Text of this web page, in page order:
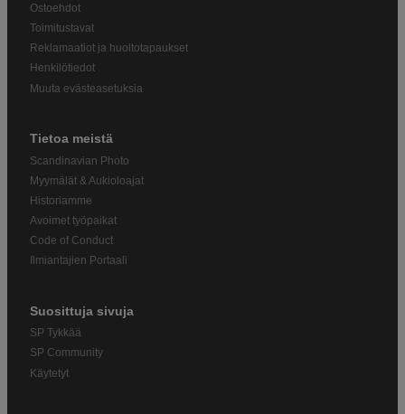
Ostoehdot
Toimitustavat
Reklamaatiot ja huoltotapaukset
Henkilötiedot
Muuta evästeasetuksia
Tietoa meistä
Scandinavian Photo
Myymälät & Aukioloajat
Historiamme
Avoimet työpaikat
Code of Conduct
Ilmiantajien Portaali
Suosittuja sivuja
SP Tykkää
SP Community
Käytetyt